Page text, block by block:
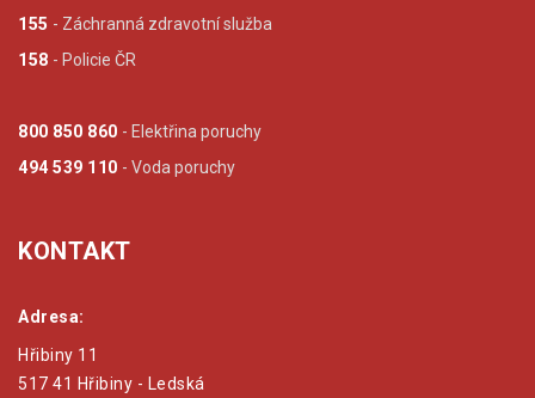
155 - Záchranná zdravotní služba
158 - Policie ČR
800 850 860 - Elektřina poruchy
494 539 110 - Voda poruchy
KONTAKT
Adresa:
Hřibiny 11
517 41 Hřibiny - Ledská